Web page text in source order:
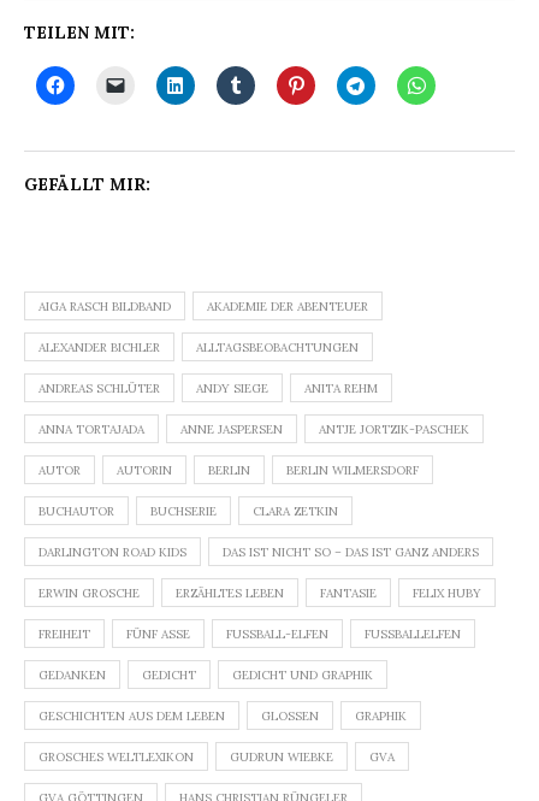
TEILEN MIT:
GEFÄLLT MIR:
AIGA RASCH BILDBAND AKADEMIE DER ABENTEUER
ALEXANDER BICHLER ALLTAGSBEOBACHTUNGEN
ANDREAS SCHLÜTER ANDY SIEGE ANITA REHM
ANNA TORTAJADA ANNE JASPERSEN ANTJE JORTZIK-PASCHEK
AUTOR AUTORIN BERLIN BERLIN WILMERSDORF
BUCHAUTOR BUCHSERIE CLARA ZETKIN
DARLINGTON ROAD KIDS DAS IST NICHT SO – DAS IST GANZ ANDERS
ERWIN GROSCHE ERZÄHLTES LEBEN FANTASIE FELIX HUBY
FREIHEIT FÜNF ASSE FUSSBALL-ELFEN FUSSBALLELFEN
GEDANKEN GEDICHT GEDICHT UND GRAPHIK
GESCHICHTEN AUS DEM LEBEN GLOSSEN GRAPHIK
GROSCHES WELTLEXIKON GUDRUN WIEBKE GVA